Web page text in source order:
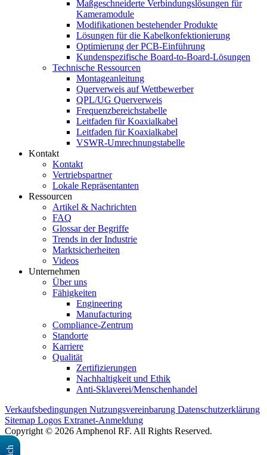
Maßgeschneiderte Verbindungslösungen für
Kameramodule
Modifikationen bestehender Produkte
Lösungen für die Kabelkonfektionierung
Optimierung der PCB-Einführung
Kundenspezifische Board-to-Board-Lösungen
Technische Ressourcen
Montageanleitung
Querverweis auf Wettbewerber
QPL/UG Querverweis
Frequenzbereichstabelle
Leitfaden für Koaxialkabel
Leitfaden für Koaxialkabel
VSWR-Umrechnungstabelle
Kontakt
Kontakt
Vertriebspartner
Lokale Repräsentanten
Ressourcen
Artikel & Nachrichten
FAQ
Glossar der Begriffe
Trends in der Industrie
Marktsicherheiten
Videos
Unternehmen
Über uns
Fähigkeiten
Engineering
Manufacturing
Compliance-Zentrum
Standorte
Karriere
Qualität
Zertifizierungen
Nachhaltigkeit und Ethik
Anti-Sklaverei/Menschenhandel
Verkaufsbedingungen Nutzungsvereinbarung Datenschutzerklärung
Sitemap Logos Extranet-Anmeldung
Copyright © 2026 Amphenol RF. All Rights Reserved.